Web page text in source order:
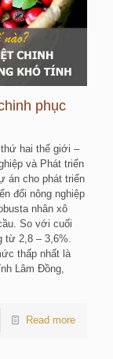
phục
hai thế giới –
và Phát triển
án cho phát triển
đổi nông nghiệp
nhân xô
So với cuối
từ 2,8 – 3,6%.
thấp nhất là
Lâm Đồng,
Read more